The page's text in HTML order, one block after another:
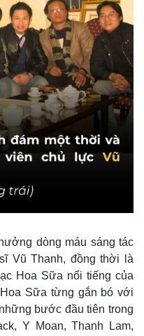
Video
Ảnh
E-Magazine
Infographic
dòng máu sáng tác
Vũ Thanh, đồng thời là
Hoa Sữa nổi tiếng của
Sữa từng gắn bó với
bước đầu tiên trong
Y Moan, Thanh Lam,